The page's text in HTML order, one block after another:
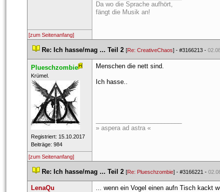
Da wo die Sprache aufhört,
fängt die Musik an!
[zum Seitenanfang]
Re: Ich hasse/mag ... Teil 2 [Re: CreativeChao] - #3166213 -
Plueschzombie
​Krümel.
Registriert: 15.10.2017
Beiträge: 984
Menschen die nett sind.
Ich hasse..
» aspera ad astra «
[zum Seitenanfang]
Re: Ich hasse/mag ... Teil 2 [Re: Plueschzombie] - #3166221 -
LenaQu ... wenn ein Vogel einen aufn Tisch kackt